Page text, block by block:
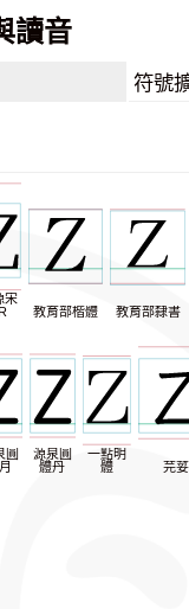
讀音
符號
宋
教育部楷體 教育部隸書
圓
源泉圓
體丹
一點明
體
芫荽